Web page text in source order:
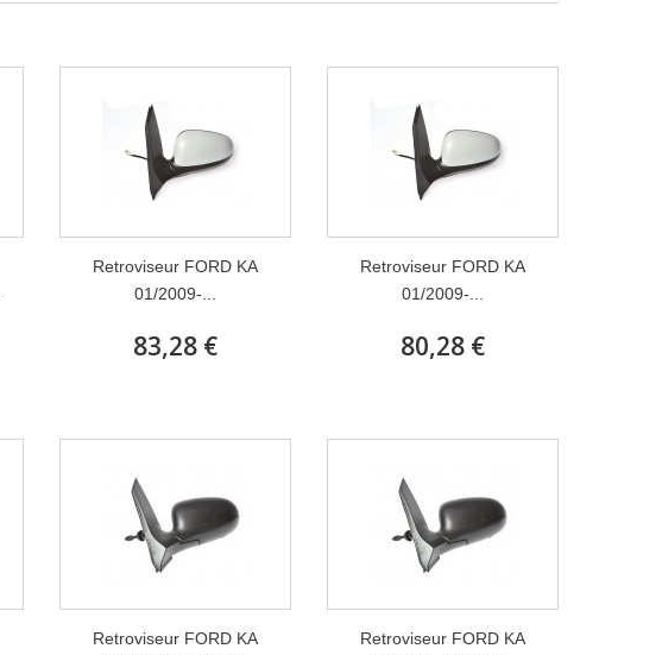
Retroviseur FORD KA
01/2009-...
83,28 €
Retroviseur FORD KA
01/2009-...
80,28 €
Retroviseur FORD KA
Retroviseur FORD KA